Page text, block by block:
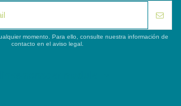
momento. Para ello, consulte nuestra información de
contacto en el aviso legal.